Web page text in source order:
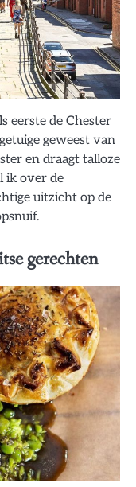
eerste de Chester
geweest van
en draagt talloze
ik over de
uitzicht op de
gerechten